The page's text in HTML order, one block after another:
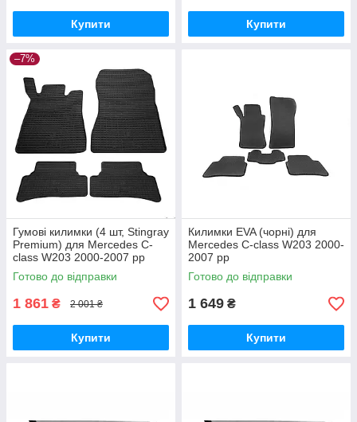
Купити Купити
–7%
Гумові килимки (4 шт, Stingray
Premium) для Mercedes C-
class W203 2000-2007 рр
Готово до відправки
1 861 ₴ 2 001 ₴
Купити
Килимки EVA (чорні) для
Mercedes C-class W203 2000-
2007 рр
Готово до відправки
1 649 ₴
Купити